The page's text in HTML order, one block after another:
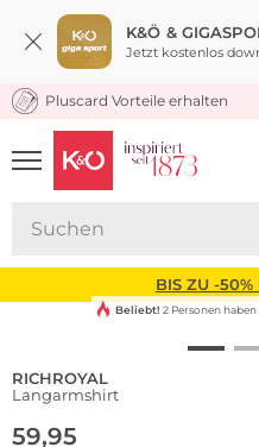
K&Ö &
Jetzt kostenlos
KOSTENLOSER
Pluscard Vorteile erhalten
UNSERE APP
CLICK &
BIS ZU -50%
Beliebt! 2 Personen
RICHROYAL
Langarmshirt
59,95